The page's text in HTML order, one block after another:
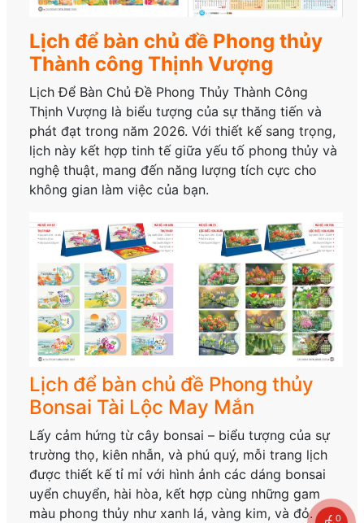
Lịch để bàn chủ đề Phong thủy
Thành công Thịnh Vượng
Lịch Để Bàn Chủ Đề Phong Thủy Thành Công
Thịnh Vượng là biểu tượng của sự thăng tiến và
phát đạt trong năm 2026. Với thiết kế sang trọng,
lịch này kết hợp tinh tế giữa yếu tố phong thủy và
nghệ thuật, mang đến năng lượng tích cực cho
không gian làm việc của bạn.
Lịch để bàn chủ đề Phong thủy
Bonsai Tài Lộc May Mắn
Lấy cảm hứng từ cây bonsai – biểu tượng của sự
trường thọ, kiên nhẫn, và phú quý, mỗi trang lịch
được thiết kế tỉ mỉ với hình ảnh các dáng bonsai
uyển chuyển, hài hòa, kết hợp cùng những gam
màu phong thủy như xanh lá, vàng kim, và đỏ.
0